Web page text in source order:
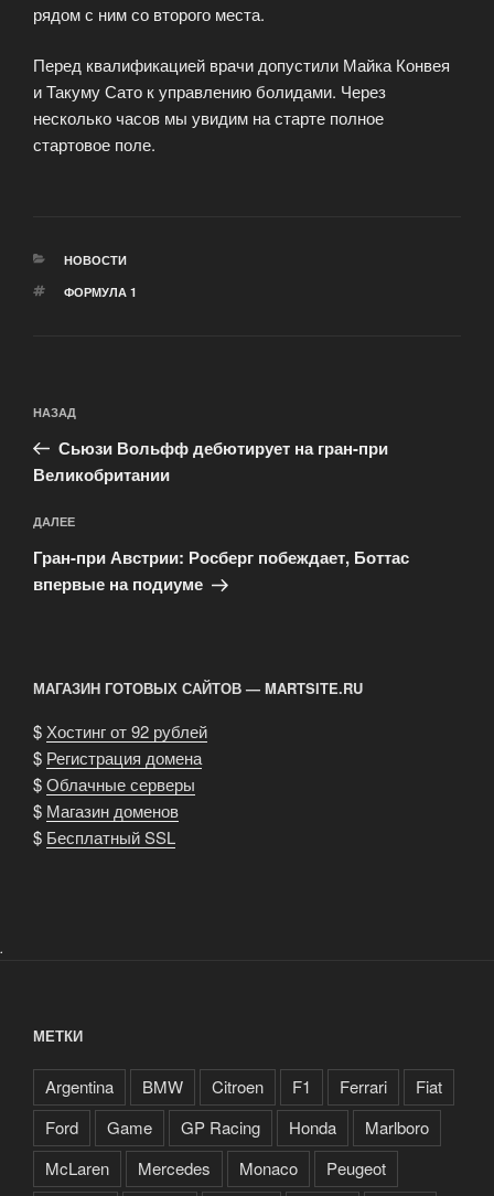
рядом с ним со второго места.
Перед квалификацией врачи допустили Майка Конвея
и Такуму Сато к управлению болидами. Через
несколько часов мы увидим на старте полное
стартовое поле.
РУБРИКИ
НОВОСТИ
МЕТКИ
ФОРМУЛА 1
по
записям
Предыдущая
запись:
НАЗАД
Сьюзи Вольфф дебютирует на гран-при
Великобритании
Следующая
запись
ДАЛЕЕ
Гран-при Австрии: Росберг побеждает, Боттас
впервые на подиуме
МАГАЗИН ГОТОВЫХ САЙТОВ — MARTSITE.RU
$ Хостинг от 92 рублей
$ Регистрация домена
$Облачные серверы
$ Магазин доменов
$ Бесплатный SSL
.
МЕТКИ
Argentina BMW Citroen F1 Ferrari
Fiat
Ford
Game GP Racing Honda
Marlboro
McLaren
Mercedes Monaco
Peugeot